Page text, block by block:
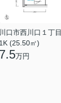
川口市西川口１丁目
1K (25.50㎡)
7.5万円